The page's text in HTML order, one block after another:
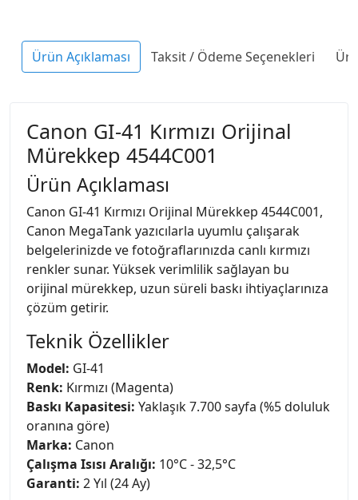
Ürün Açıklaması Taksit / Ödeme Seçenekleri
Canon GI-41 Kırmızı Orijinal
Mürekkep 4544C001
Ürün Açıklaması
Canon GI-41 Kırmızı Orijinal Mürekkep 4544C001,
Canon MegaTank yazıcılarla uyumlu çalışarak
belgelerinizde ve fotoğraflarınızda canlı kırmızı
renkler sunar. Yüksek verimlilik sağlayan bu
orijinal mürekkep, uzun süreli baskı ihtiyaçlarınıza
çözüm getirir.
Teknik Özellikler
Model: GI-41
Renk: Kırmızı (Magenta)
Baskı Kapasitesi: Yaklaşık 7.700 sayfa (%5 doluluk
oranına göre)
Marka: Canon
Çalışma Isısı Aralığı: 10°C - 32,5°C
Garanti: 2 Yıl (24 Ay)